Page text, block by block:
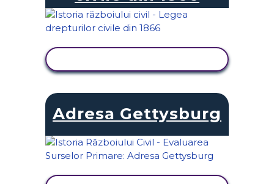
Adresa Gettysburg